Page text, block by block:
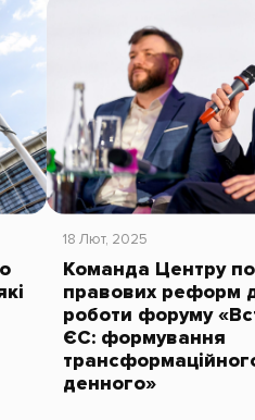
18 Лют, 2025
Команда Центру
правових реформ
роботи форуму
ЄС: формування
денного»